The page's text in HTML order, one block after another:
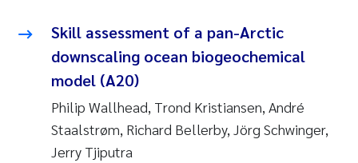
Skill assessment of a pan-Arctic
downscaling ocean biogeochemical
model (A20)
Philip Wallhead, Trond Kristiansen, André
Staalstrøm, Richard Bellerby, Jörg Schwinger,
Jerry Tjiputra